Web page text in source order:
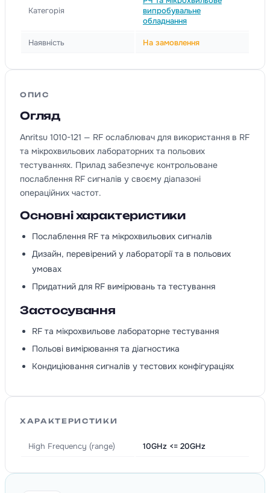
Категорія
випробувальне
обладнання
Наявність На замовлення
ОПИС
Огляд
Anritsu 1010-121 — RF ослаблювач для використання в RF
та мікрохвильових лабораторних та польових
тестуваннях. Прилад забезпечує контрольоване
послаблення RF сигналів у своєму діапазоні
операційних частот.
Основні характеристики
Послаблення RF та мікрохвильових сигналів
Дизайн, перевірений у лабораторії та в польових
умовах
Придатний для RF вимірювань та тестування
Застосування
RF та мікрохвильове лабораторне тестування
Польові вимірювання та діагностика
Кондиціювання сигналів у тестових конфігураціях
ХАРАКТЕРИСТИКИ
High Frequency (range) 10GHz <= 20GHz